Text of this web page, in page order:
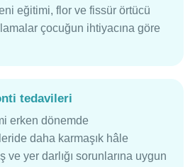
eğitimi, flor ve fissür örtücü
çocuğun ihtiyacına göre
tedavileri
erken dönemde
daha karmaşık hâle
ve yer darlığı sorunlarına uygun